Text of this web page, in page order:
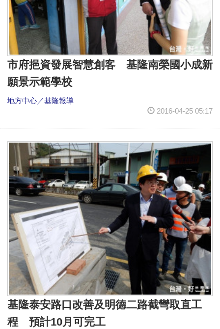
市府挹資發展智慧創客 基隆南榮國小成新
願景示範學校
地方中心／基隆報導
2016-04-25 05:17
基隆泰安路口改善及明德二路截彎取直工
程 預計10月可完工